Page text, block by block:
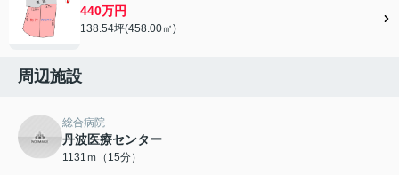
440万円
138.54坪(458.00㎡)
周辺施設
総合病院
丹波医療センター
1131ｍ（15分）